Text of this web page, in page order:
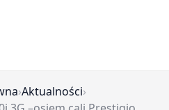
›Aktualności›